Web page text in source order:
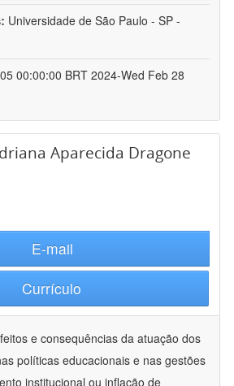
Universidade de São Paulo - SP -
00:00:00 BRT 2024-Wed Feb 28
Aparecida Dragone
E-mail
Currículo
e consequências da atuação dos
políticas educacionais e nas gestões
institucional ou inflação de